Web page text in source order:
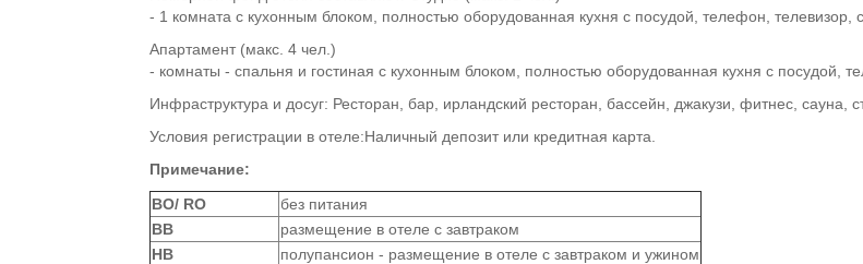
- 1 комната с кухонным блоком, полностью оборудованная кухня с посудой, телефон, телевизор,
Апартамент (макс. 4 чел.)
- комнаты - спальня и гостиная с кухонным блоком, полностью оборудованная кухня с посудой,
Инфраструктура и досуг: Ресторан, бар, ирландский ресторан, бассейн, джакузи, фитнес, сауна,
Условия регистрации в отеле:Наличный депозит или кредитная карта.
Примечание:
ВО/ RO
без питания
BB
размещение в отеле с завтраком
HB
полупансион - размещение в отеле с завтраком и ужином